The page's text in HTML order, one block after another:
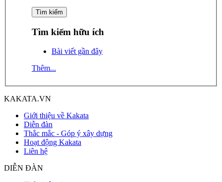
Tìm kiếm hữu ích
Bài viết gần đây
Thêm...
KAKATA.VN
Giới thiệu về Kakata
Diễn đàn
Thắc mắc - Góp ý xây dựng
Hoạt động Kakata
Liên hệ
DIỄN ĐÀN